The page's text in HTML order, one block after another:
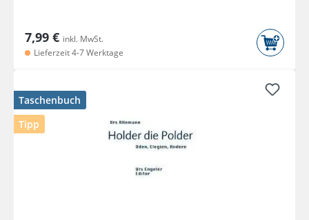
7,99 € inkl. MwSt.
Lieferzeit 4-7 Werktage
Taschenbuch
Tipp